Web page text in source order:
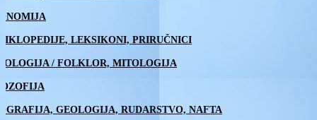
LEKSIKONI, PRIRUČNICI
/ FOLKLOR, MITOLOGIJA
GEOLOGIJA, RUDARSTVO, NAFTA